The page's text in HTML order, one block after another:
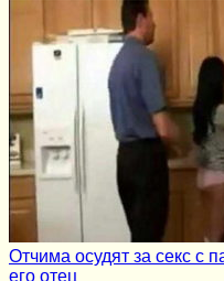
Отчима осудят за секс с
его отец